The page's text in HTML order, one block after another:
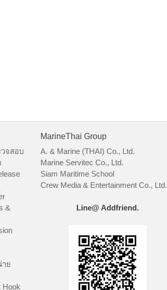
วจสอบ
&
ย
Hook
MarineThai Group
A. & Marine (THAI) Co., Ltd.
Marine Servitec Co., Ltd.
Siam Maritime School
Crew Media & Entertainment Co., Ltd.
Line@ Addfriend.